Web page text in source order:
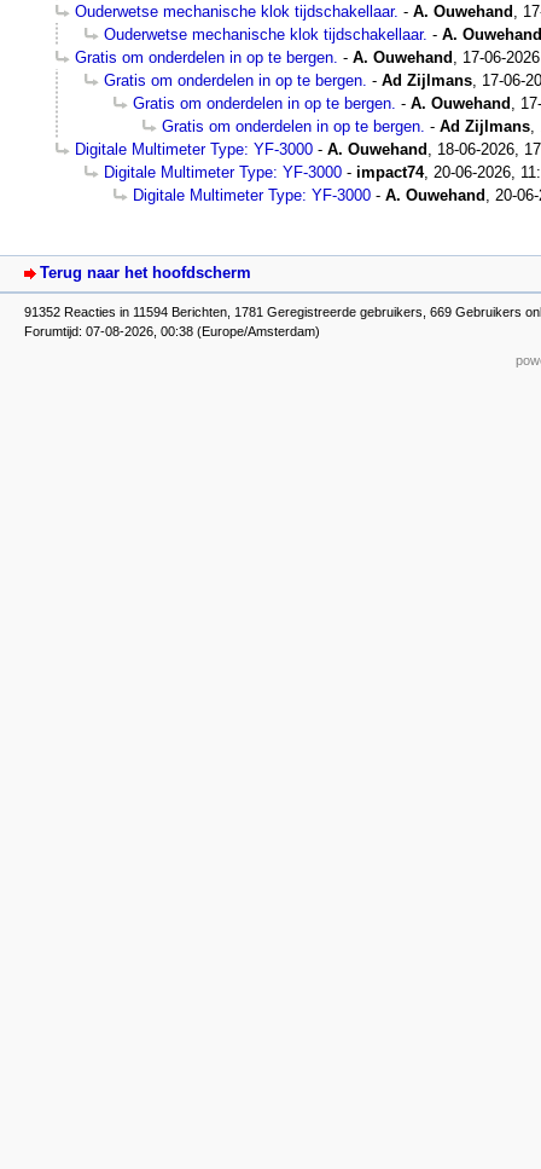
Ouderwetse mechanische klok tijdschakellaar. - A. Ouwehand ,
Ouderwetse mechanische klok tijdschakellaar. - A. Ouwehand
Gratis om onderdelen in op te bergen. - A. Ouwehand , 17-06-
Gratis om onderdelen in op te bergen. - Ad Zijlmans, 17-06-
Gratis om onderdelen in op te bergen. - A. Ouwehand ,
Gratis om onderdelen in op te bergen. - Ad Zijlmans,
Digitale Multimeter Type: YF-3000 - A. Ouwehand , 18-06-2026,
Digitale Multimeter Type: YF-3000 - impact74, 20-06-2026,
Digitale Multimeter Type: YF-3000 - A. Ouwehand , 20-
Terug naar het hoofdscherm
91352 Reacties in 11594 Berichten, 1781 Geregistreerde gebruikers, 669 Gebruikers
Forumtijd: 07-08-2026, 00:38 (Europe/Amsterdam)